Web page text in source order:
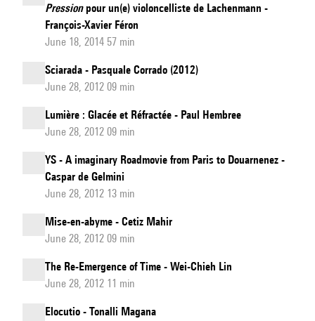
Pressionpour un(e) violoncelliste de Lachenmann -
François-Xavier Féron
June 18, 2014 57 min
Sciarada - Pasquale Corrado (2012)
June 28, 2012 09 min
Lumière : Glacée et Réfractée - Paul Hembree
June 28, 2012 09 min
YS - A imaginary Roadmovie from Paris to Douarnenez -
Caspar de Gelmini
June 28, 2012 13 min
Mise-en-abyme - Cetiz Mahir
June 28, 2012 09 min
The Re-Emergence of Time - Wei-Chieh Lin
June 28, 2012 11 min
Elocutio - Tonalli Magana